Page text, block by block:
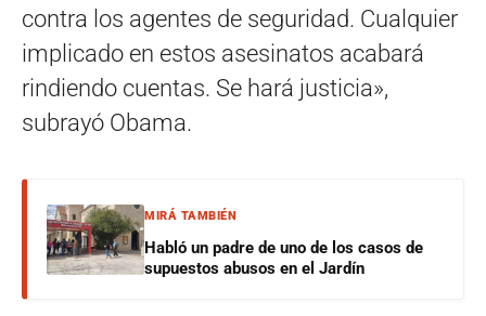
contra los agentes de seguridad. Cualquier
implicado en estos asesinatos acabará
rindiendo cuentas. Se hará justicia»,
subrayó Obama.
MIRÁ TAMBIÉN
Habló un padre de uno de los casos de
supuestos abusos en el Jardín